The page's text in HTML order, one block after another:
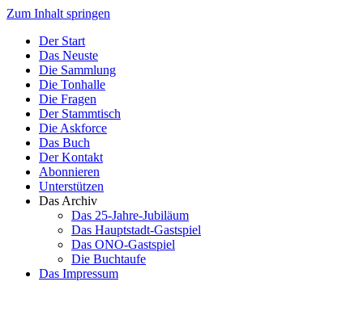
Zum Inhalt springen
Der Start
Das Neuste
Die Sammlung
Die Tonhalle
Die Fragen
Der Stammtisch
Die Askforce
Das Buch
Der Kontakt
Abonnieren
Unterstützen
Das Archiv
Das 25-Jahre-Jubiläum
Das Hauptstadt-Gastspiel
Das ONO-Gastspiel
Die Buchtaufe
Das Impressum